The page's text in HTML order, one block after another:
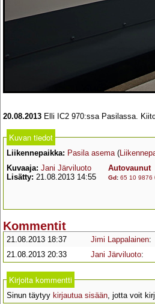
20.08.2013 Elli IC2 970:ssa Pasilassa.
Kuvan tiedot
Liikennepaikka: Pasila asema(
Kuvaaja: Jani Järviluoto
Lisätty: 21.08.2013 14:55
Autovaunut
Gd: 65 10 9876
Kommentit
21.08.2013 18:37 Jimi Lappalainen:
21.08.2013 20:33
Jani Järviluoto:
Kirjoita kommentti
Sinun täytyy kirjautua sisään, jotta voit